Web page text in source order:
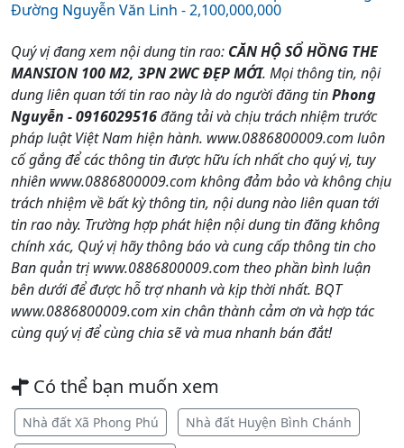
Đường Nguyễn Văn Linh - 2,100,000,000
Quý vị đang xem nội dung tin rao: CĂN HỘ SỔ HỒNG THE
MANSION 100 M2, 3PN 2WC ĐẸP MỚI. Mọi thông tin, nội
dung liên quan tới tin rao này là do người đăng tinPhong
Nguyễn - 0916029516đăng tải và chịu trách nhiệm trước
pháp luật Việt Nam hiện hành. www.0886800009.com luôn
cố gắng để các thông tin được hữu ích nhất cho quý vị, tuy
nhiên www.0886800009.com không đảm bảo và không chịu
trách nhiệm về bất kỳ thông tin, nội dung nào liên quan tới
tin rao này. Trường hợp phát hiện nội dung tin đăng không
chính xác, Quý vị hãy thông báo và cung cấp thông tin cho
Ban quản trị www.0886800009.com theo phần bình luận
bên dưới để được hỗ trợ nhanh và kịp thời nhất. BQT
www.0886800009.com xin chân thành cảm ơn và hợp tác
cùng quý vị để cùng chia sẽ và mua nhanh bán đắt!
Có thể bạn muốn xem
Nhà đất Xã Phong Phú Nhà đất Huyện Bình Chánh